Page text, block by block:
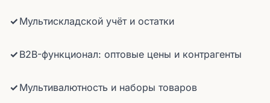
Мультискладской учёт и остатки
B2B-функционал: оптовые цены и контрагенты
Мультивалютность и наборы товаров